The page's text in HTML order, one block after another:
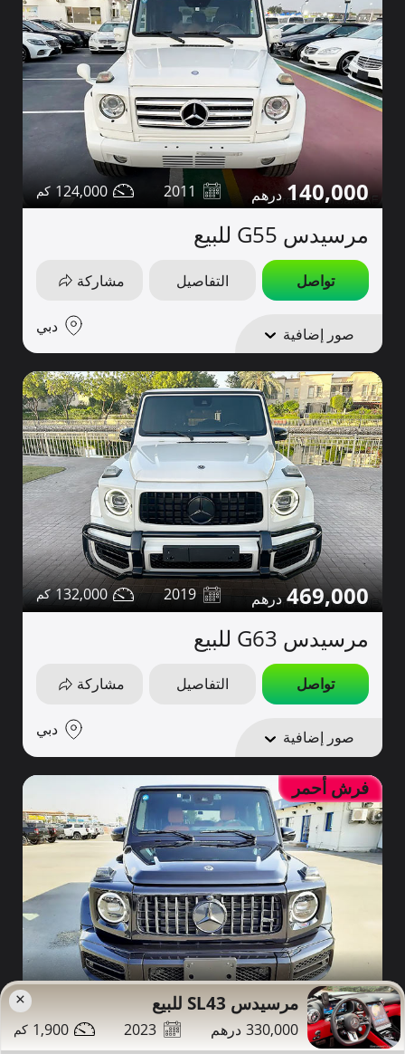
140,000
2011
124,000
مرسيدس G55 للبيع
تواصل التفاصيل مشاركة
صور إضافية دبي
469,000
2019
132,000
مرسيدس G63 للبيع
تواصل التفاصيل مشاركة
صور إضافية دبي
فرش أحمر
885,000
2023
مرسيدس G63 للبيع
× مرسيدس SL43 للبيع
330,000
2023
1,900